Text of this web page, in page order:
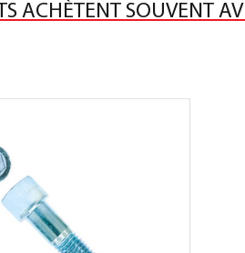
ACHÈTENT SOUVENT